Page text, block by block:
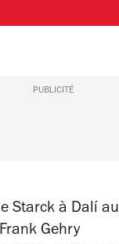
PUBLICITÉ
Starck à Dalí au
Gehry